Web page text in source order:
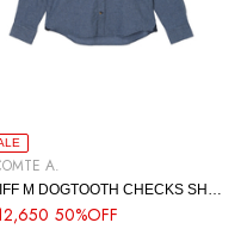
A.
50%OFF